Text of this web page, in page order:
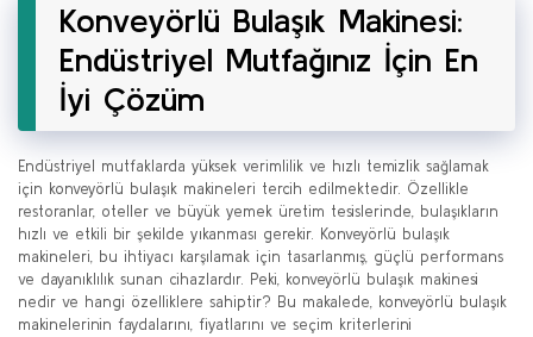
Konveyörlü Bulaşık Makinesi:
Endüstriyel Mutfağınız İçin En
İyi Çözüm
Endüstriyel mutfaklarda yüksek verimlilik ve hızlı temizlik sağlamak
için konveyörlü bulaşık makineleri tercih edilmektedir. Özellikle
restoranlar, oteller ve büyük yemek üretim tesislerinde, bulaşıkların
hızlı ve etkili bir şekilde yıkanması gerekir. Konveyörlü bulaşık
makineleri, bu ihtiyacı karşılamak için tasarlanmış, güçlü performans
ve dayanıklılık sunan cihazlardır. Peki, konveyörlü bulaşık makinesi
nedir ve hangi özelliklere sahiptir? Bu makalede, konveyörlü bulaşık
makinelerinin faydalarını, fiyatlarını ve seçim kriterlerini